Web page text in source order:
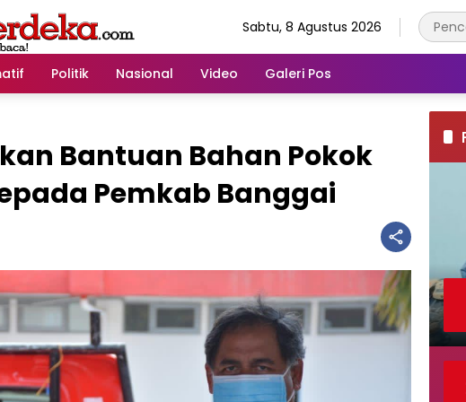
Sabtu, 8 Agustus 2026
Politik Nasional Video Galeri Pos
Bantuan Bahan Pokok
Pemkab Banggai